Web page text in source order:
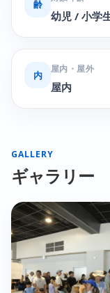
齢
幼児 / 小学
内
屋内・屋外
屋内
GALLERY
ギャラリー